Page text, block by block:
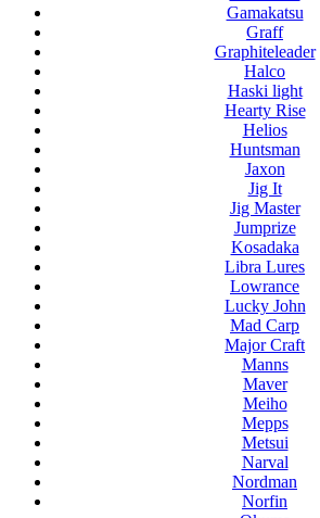
Gamakatsu
Graff
Graphiteleader
Halco
Haski light
Hearty Rise
Helios
Huntsman
Jaxon
Jig It
Jig Master
Jumprize
Kosadaka
Libra Lures
Lowrance
Lucky John
Mad Carp
Major Craft
Manns
Maver
Meiho
Mepps
Metsui
Narval
Nordman
Norfin